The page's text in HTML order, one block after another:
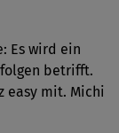
Es wird ein
betrifft.
easy mit. Michi